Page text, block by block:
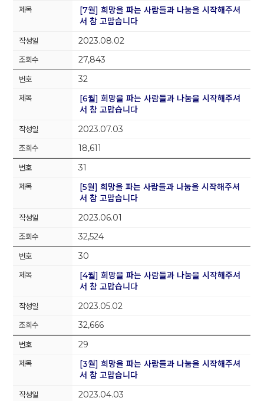
[7월] 희망을 파는 사람들과 나눔을 시작해주셔
서 참 고맙습니다
2023.08.02
27,843
32
[6월] 희망을 파는 사람들과 나눔을 시작해주셔
서 참 고맙습니다
2023.07.03
18,611
31
[5월] 희망을 파는 사람들과 나눔을 시작해주셔
서 참 고맙습니다
2023.06.01
32,524
30
[4월] 희망을 파는 사람들과 나눔을 시작해주셔
서 참 고맙습니다
2023.05.02
32,666
29
[3월] 희망을 파는 사람들과 나눔을 시작해주셔
서 참 고맙습니다
2023.04.03